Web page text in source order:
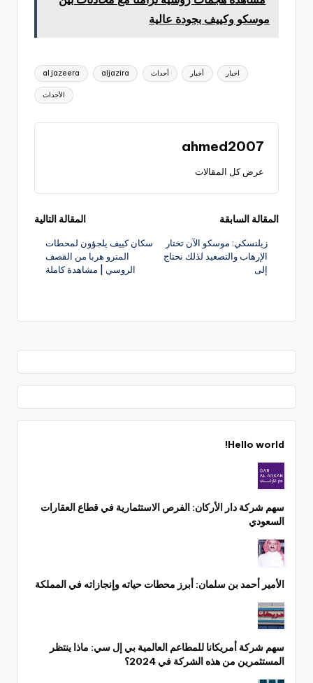
موسكو وكييف بجودة عالية
العلامات:
al jazeera aljazira أحداث أخبار اخبار
الأحداث
ahmed2007
عرض كل المقالات
تصفّح
المقالات
المقالة السابقة
زيلنسكي: موسكو الآن تختار
الإرهاب والتصعيد لذلك نحتاج
إلى
المقالة التالية
سكان كييف يلجؤون لمحطات
المترو هربا من القصف
الروسي | مشاهدة كاملة
Hello world!
سهم شركة دار الأركان: الفرص الاستثمارية في قطاع العقارات
السعودي
الأمير أحمد بن سلمان: أبرز محطات حياته وإنجازاته في المملكة
سهم شركة أمريكانا للمطاعم العالمية بي إل سي: ماذا ينتظر
المستثمرين من هذه الشركة في 2024؟